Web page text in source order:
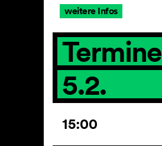
weitere Infos
Termine
5.2.
15:00